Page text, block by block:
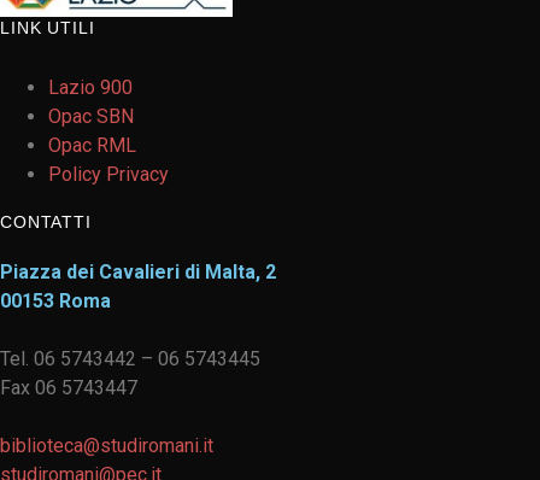
LINK UTILI
Lazio 900
Opac SBN
Opac RML
Policy Privacy
CONTATTI
Piazza dei Cavalieri di Malta, 2
00153 Roma
Tel. 06 5743442 – 06 5743445
Fax 06 5743447
biblioteca@studiromani.it
studiromani@pec.it